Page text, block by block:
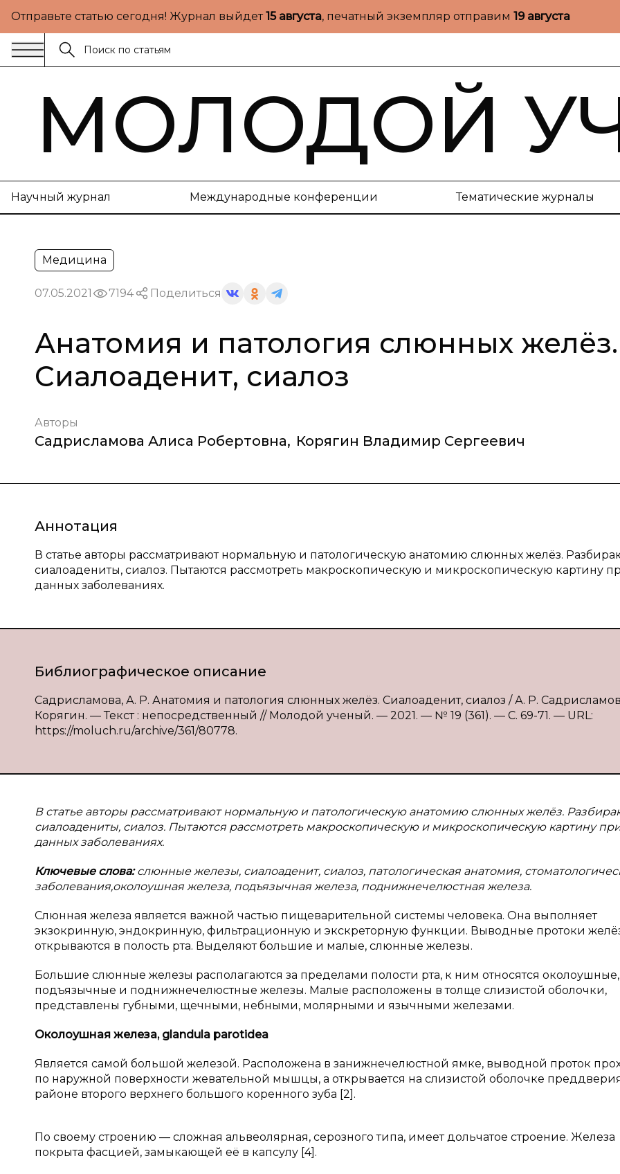
Отправьте статью сегодня! Журнал выйдет15 августа, печатный экземпляр отправим 19 августа
МОЛОДОЙ
Научный журнал Международные конференции Тематические журналы
Медицина
07.05.2021 7194 Поделиться
Анатомия и патология слюнных желёз.
Сиалоаденит, сиалоз
Авторы
Садрисламова Алиса Робертовна, Корягин Владимир Сергеевич
Аннотация
В статье авторы рассматривают нормальную и патологическую анатомию слюнных желёз.
сиалоадениты, сиалоз. Пытаются рассмотреть макроскопическую и микроскопическую картину
данных заболеваниях.
Библиографическое описание
Садрисламова, А. Р. Анатомия и патология слюнных желёз. Сиалоаденит, сиалоз / А. Р.
Корягин. — Текст : непосредственный // Молодой ученый. — 2021. — № 19 (361). — С. 69-71. — URL:
https://moluch.ru/archive/361/80778.
В статье авторы рассматривают нормальную и патологическую анатомию слюнных желёз.
сиалоадениты, сиалоз. Пытаются рассмотреть макроскопическую и микроскопическую картину
данных заболеваниях.
Ключевые слова:слюнные железы, сиалоаденит, сиалоз, патологическая анатомия,
заболевания,околоушная железа, подъязычная железа, поднижнечелюстная железа.
Слюнная железа является важной частью пищеварительной системы человека. Она выполняет
экзокринную, эндокринную, фильтрационную и экскреторную функции. Выводные протоки
открываются в полость рта. Выделяют большие и малые, слюнные железы.
Большие слюнные железы располагаются за пределами полости рта, к ним относятся околоушные,
подъязычные и поднижнечелюстные железы. Малые расположены в толще слизистой оболочки,
представлены губными, щечными, небными, молярными и язычными железами.
Околоушная железа, glandula parotidea
Является самой большой железой. Расположена в занижнечелюстной ямке, выводной проток
по наружной поверхности жевательной мышцы, а открывается на слизистой оболочке
районе второго верхнего большого коренного зуба [2].
По своему строению — сложная альвеолярная, серозного типа, имеет дольчатое строение. Железа
покрыта фасцией, замыкающей её в капсулу [4].